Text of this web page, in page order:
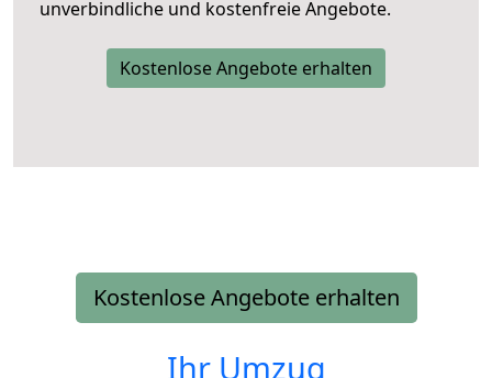
unverbindliche und kostenfreie Angebote.
Kostenlose Angebote erhalten
Kostenlose Angebote erhalten
Ihr Umzug